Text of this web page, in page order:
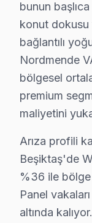
Balmumcu
Bebek'te
Bebek
Cihannüma
Dikilitaş'ta
Dikilitaş
Etiler'de
Etiler
bunun başlıca
konut dokusu
bağlantılı
Nordmende
bölgesel
premium
maliyetini
Arıza profili
Beşiktaş'de
%36 ile bölge
Panel
altında